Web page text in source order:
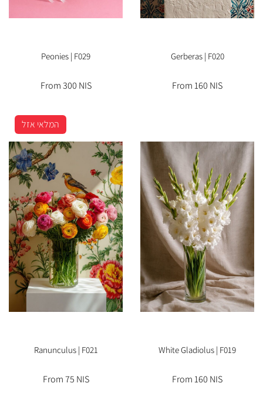
Gerberas | F020
From 160 NIS
Peonies | F029
From 300 NIS
White Gladiolus | F019
From 160 NIS
המלאי אזל
Ranunculus | F021
From 75 NIS